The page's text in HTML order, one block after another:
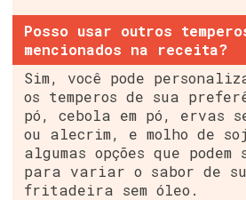
Posso usar outros
mencionados na receita?
Sim, você pode
os temperos de sua
pó, cebola em pó, ervas
ou alecrim, e molho de
algumas opções que
para variar o sabor de
fritadeira sem óleo.